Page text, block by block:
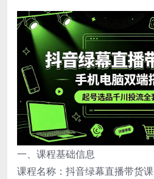
一、课程基础信息
课程名称：抖音绿幕直播带货课